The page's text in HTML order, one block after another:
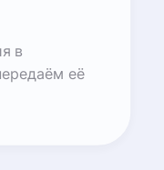
в
её